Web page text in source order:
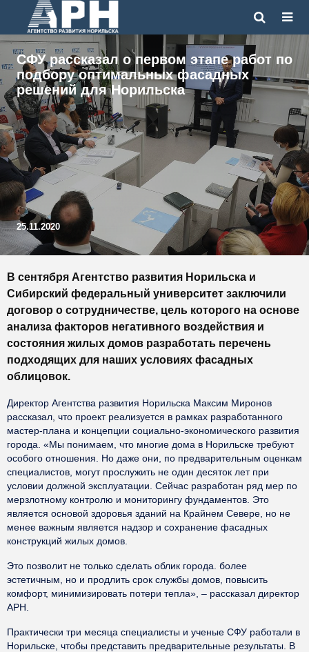
СФУ рассказал о первом этапе работ по
подбору оптимальных фасадных
решений для Норильска
25.11.2020
В сентября Агентство развития Норильска и
Сибирский федеральный университет заключили
договор о сотрудничестве, цель которого на основе
анализа факторов негативного воздействия и
состояния жилых домов разработать перечень
подходящих для наших условиях фасадных
облицовок.
Директор Агентства развития Норильска Максим Миронов
рассказал, что проект реализуется в рамках разработанного
мастер-плана и концепции социально-экономического развития
города. «Мы понимаем, что многие дома в Норильске требуют
особого отношения. Но даже они, по предварительным оценкам
специалистов, могут прослужить не один десяток лет при
условии должной эксплуатации. Сейчас разработан ряд мер по
мерзлотному контролю и мониторингу фундаментов. Это
является основой здоровья зданий на Крайнем Севере, но не
менее важным является надзор и сохранение фасадных
конструкций жилых домов.
Это позволит не только сделать облик города. более
эстетичным, но и продлить срок службы домов, повысить
комфорт, минимизировать потери тепла», – рассказал директор
АРН.
Практически три месяца специалисты и ученые СФУ работали в
Норильске, чтобы представить предварительные результаты. В